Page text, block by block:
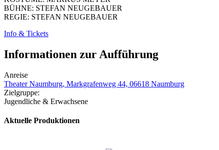
BÜHNE: STEFAN NEUGEBAUER
REGIE: STEFAN NEUGEBAUER
Info & Tickets
Informationen zur Aufführung
Anreise
Theater Naumburg, Markgrafenweg 44, 06618 Naumburg
Zielgruppe:
Jugendliche & Erwachsene
Aktuelle Produktionen